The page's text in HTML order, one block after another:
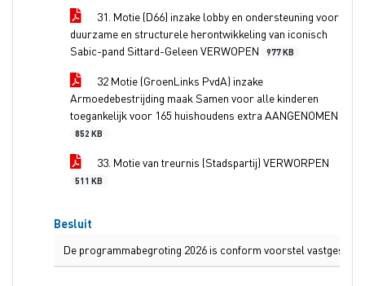
31. Motie (D66) inzake lobby en ondersteuning voor
duurzame en structurele herontwikkeling van iconisch
Sabic-pand Sittard-Geleen VERWOPEN
977 KB
32 Motie (GroenLinks PvdA) inzake
Armoedebestrijding maak Samen voor alle kinderen
toegankelijk voor 165 huishoudens extra AANGENOMEN
852 KB
33. Motie van treurnis (Stadspartij) VERWORPEN
511 KB
Besluit
De programmabegroting 2026 is conform voorstel vastgesteld.